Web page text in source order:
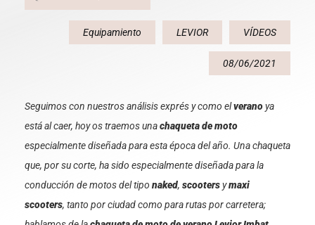
Equipamiento LEVIOR VÍDEOS
08/06/2021
Seguimos con nuestros análisis exprés y como elveranoya
está al caer, hoy os traemos unachaqueta de moto
especialmente diseñada para esta época del año. Una chaqueta
que, por su corte, ha sido especialmente diseñada para la
conducción de motos del tipo naked, scootersymaxi
scooters, tanto por ciudad como para rutas por carretera;